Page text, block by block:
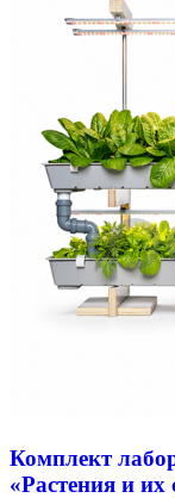
Комплект
«Растения и их